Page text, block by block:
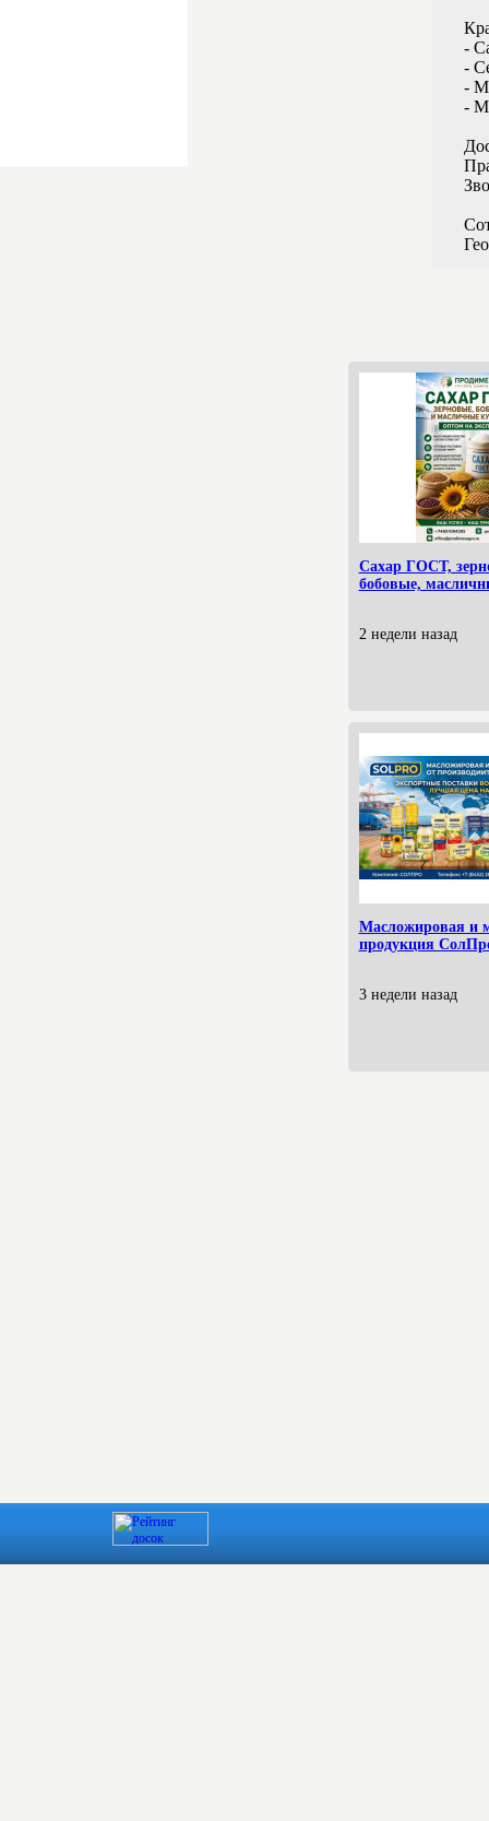
-
-
-
-
Сахар ГОСТ,
бобовые,
2 недели назад
Масложировая и
продукция
3 недели назад